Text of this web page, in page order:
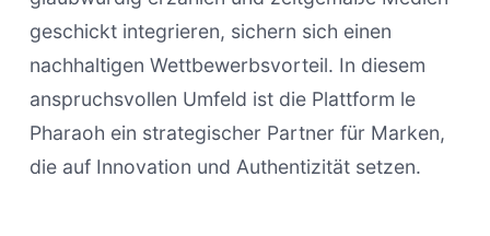
geschickt integrieren, sichern sich einen
nachhaltigen Wettbewerbsvorteil. In diesem
anspruchsvollen Umfeld ist die Plattform le
Pharaoh ein strategischer Partner für Marken,
die auf Innovation und Authentizität setzen.